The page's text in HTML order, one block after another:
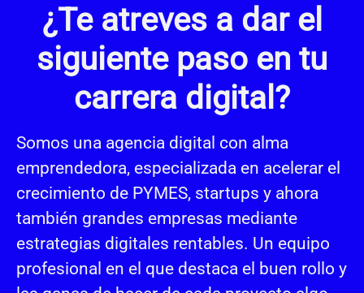
¿Te atreves a dar el
siguiente paso en tu
carrera digital?
Somos una agencia digital con alma
emprendedora, especializada en acelerar el
crecimiento de PYMES, startups y ahora
también grandes empresas mediante
estrategias digitales rentables. Un equipo
profesional en el que destaca el buen rollo y